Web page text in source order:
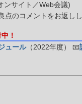
ンサイト／Web会議)
点のコメントをお返しし
！
ュール（2022年度） 📧